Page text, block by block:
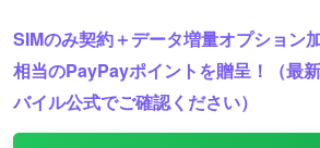
SIMのみ契約＋データ増量オプション
相当のPayPayポイントを贈呈！（最
バイル公式でご確認ください）